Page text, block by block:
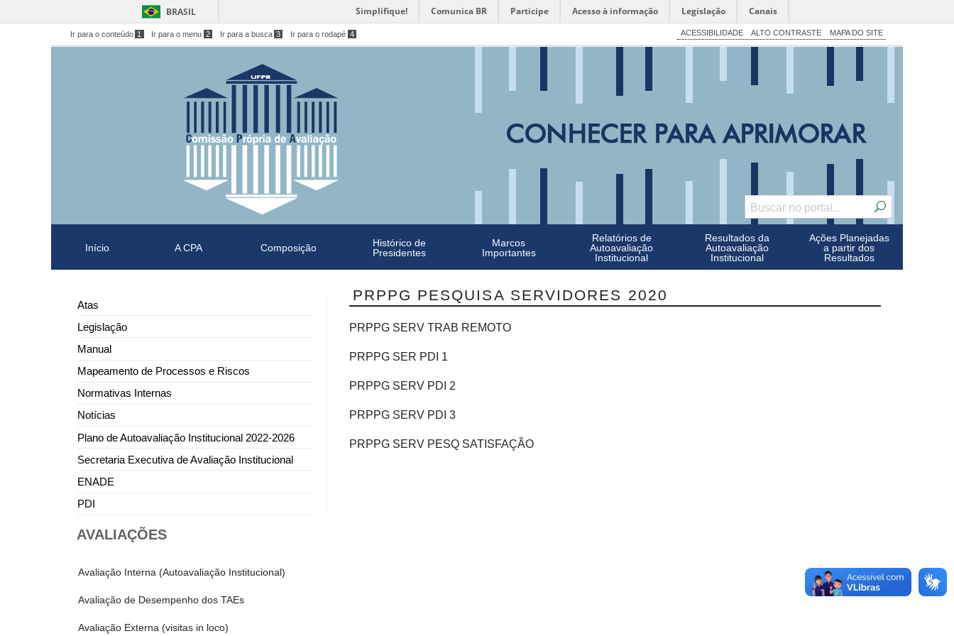
BRASIL Simplifique! Comunica BR Participe Acesso à informação Legislação Canais
Ir para o conteúdo 1 Ir para o menu 2 Ir para a busca 3 Ir para o rodapé 4 ACESSIBILIDADE ALTO CONTRASTE MAPA DO SITE
Início A CPA Composição
Histórico de
Presidentes
Marcos
Importantes
Relatórios de
Autoavaliação
Institucional
Resultados da
Autoavaliação
Institucional
Ações Planejadas
a partir dos
Resultados
Atas
Legislação
Manual
Mapeamento de Processos e Riscos
Normativas Internas
Notícias
Plano de Autoavaliação Institucional 2022-2026
Secretaria Executiva de Avaliação Institucional
ENADE
PDI
AVALIAÇÕES
Avaliação Interna (Autoavaliação Institucional)
Avaliação de Desempenho dos TAEs
Avaliação Externa (visitas in loco)
PRPPG PESQUISA SERVIDORES 2020
PRPPG SERV TRAB REMOTO
PRPPG SER PDI 1
PRPPG SERV PDI 2
PRPPG SERV PDI 3
PRPPG SERV PESQ SATISFAÇÃO